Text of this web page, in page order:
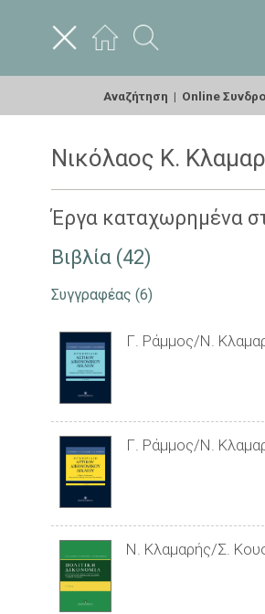
Αναζήτηση | Online
Νικόλαος Κ.
Έργα καταχωρημένα
Βιβλία (42)
Συγγραφέας (6)
Γ. Ράμμος/Ν.
Γ. Ράμμος/Ν.
Ν. Κλαμαρής/Σ.